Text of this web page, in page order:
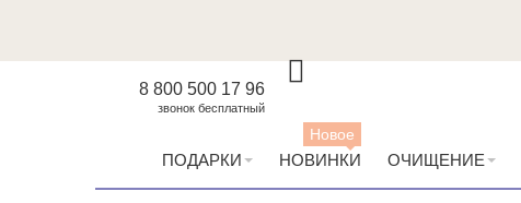
8 800 500 17 96
звонок бесплатный
ПОДАРКИ НОВИНКИ
Новое
ОЧИЩЕНИЕ